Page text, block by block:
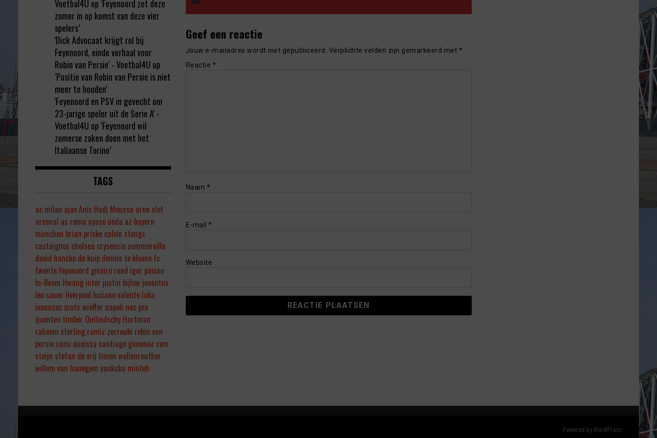
Geef een reactie
Jouw e-mailadres wordt niet gepubliceerd. Verplichte velden zijn gemarkeerd met *
Reactie *
Naam *
E-mail *
Website
Voetbal4U op ‘Feyenoord zet deze
zomer in op komst van deze vier
spelers’
'Dick Advocaat krijgt rol bij
Feyenoord, einde verhaal voor
Robin van Persie' - Voetbal4U op
‘Positie van Robin van Persie is niet
meer te houden’
'Feyenoord en PSV in gevecht om
23-jarige speler uit de Serie A' -
Voetbal4U op ‘Feyenoord wil
zomerse zaken doen met het
Italiaanse Torino’
TAGS
ac milan ajaxAnis Hadj Moussa arne slot
arsenal as roma ayase ueda az bayern
munchen brian priske calvin stengs
castaignos chelsea crysensio summerville
david hancko de kuip dennis te kloese fc
twente feyenoord givairo read igor paixao
In-Beom Hwang inter justin bijlow juventus
leo sauer liverpool luciano valente luka
ivanusec mats wieffer napoli nec psv
quenten timber Quilindschy Hartman
raheem sterling ramiz zerrouki robin van
persie sami ouaissa santiago gimenez sem
steijn stefan de vrij timon wellenreuther
willem van hanegem yankuba minteh
Powered byWordPress